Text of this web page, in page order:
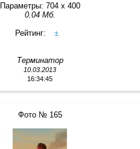
Параметры: 704 x 400
0.04 Мб.
Рейтинг:
±
Терминатор
10.03.2013
16:34:45
Фото № 165